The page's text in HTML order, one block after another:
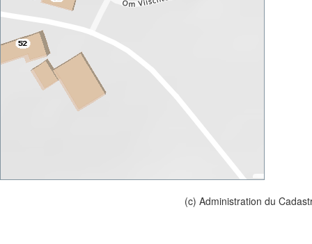
(c) Administration du